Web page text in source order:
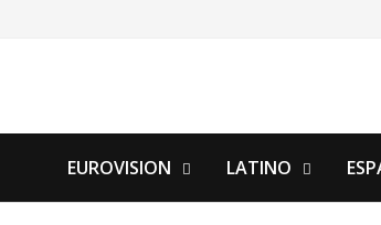
EUROVISION LATINO